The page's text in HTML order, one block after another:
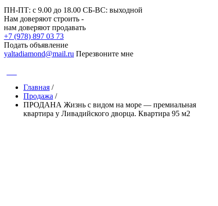
ПН-ПТ: с 9.00 до 18.00 СБ-ВС: выходной
Нам доверяют строить -
нам доверяют продавать
+7 (978) 897 03 73
Подать объявление
yaltadiamond@mail.ru Перезвоните мне
Главная /
Продажа /
ПРОДАНА Жизнь с видом на море — премиальная
квартира у Ливадийского дворца. Квартира 95 м2